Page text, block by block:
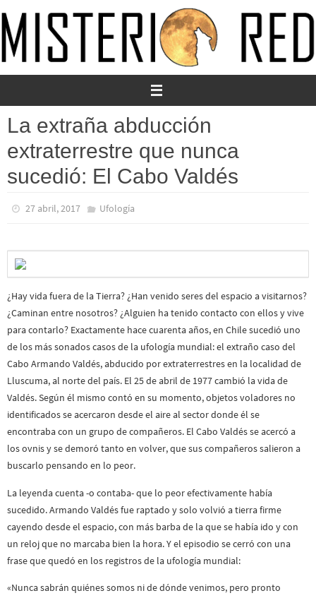
al
contenido
La extraña abducción
extraterrestre que nunca
sucedió: El Cabo Valdés
27 abril, 2017 Ufología
¿Hay vida fuera de la Tierra? ¿Han venido seres del espacio a visitarnos?
¿Caminan entre nosotros? ¿Alguien ha tenido contacto con ellos y vive
para contarlo? Exactamente hace cuarenta años, en Chile sucedió uno
de los más sonados casos de la ufología mundial: el extraño caso del
Cabo Armando Valdés, abducido por extraterrestres en la localidad de
Lluscuma, al norte del país. El 25 de abril de 1977 cambió la vida de
Valdés. Según él mismo contó en su momento, objetos voladores no
identificados se acercaron desde el aire al sector donde él se
encontraba con un grupo de compañeros. El Cabo Valdés se acercó a
los ovnis y se demoró tanto en volver, que sus compañeros salieron a
buscarlo pensando en lo peor.
La leyenda cuenta -o contaba- que lo peor efectivamente había
sucedido. Armando Valdés fue raptado y solo volvió a tierra firme
cayendo desde el espacio, con más barba de la que se había ido y con
un reloj que no marcaba bien la hora. Y el episodio se cerró con una
frase que quedó en los registros de la ufología mundial:
«Nunca sabrán quiénes somos ni de dónde venimos, pero pronto